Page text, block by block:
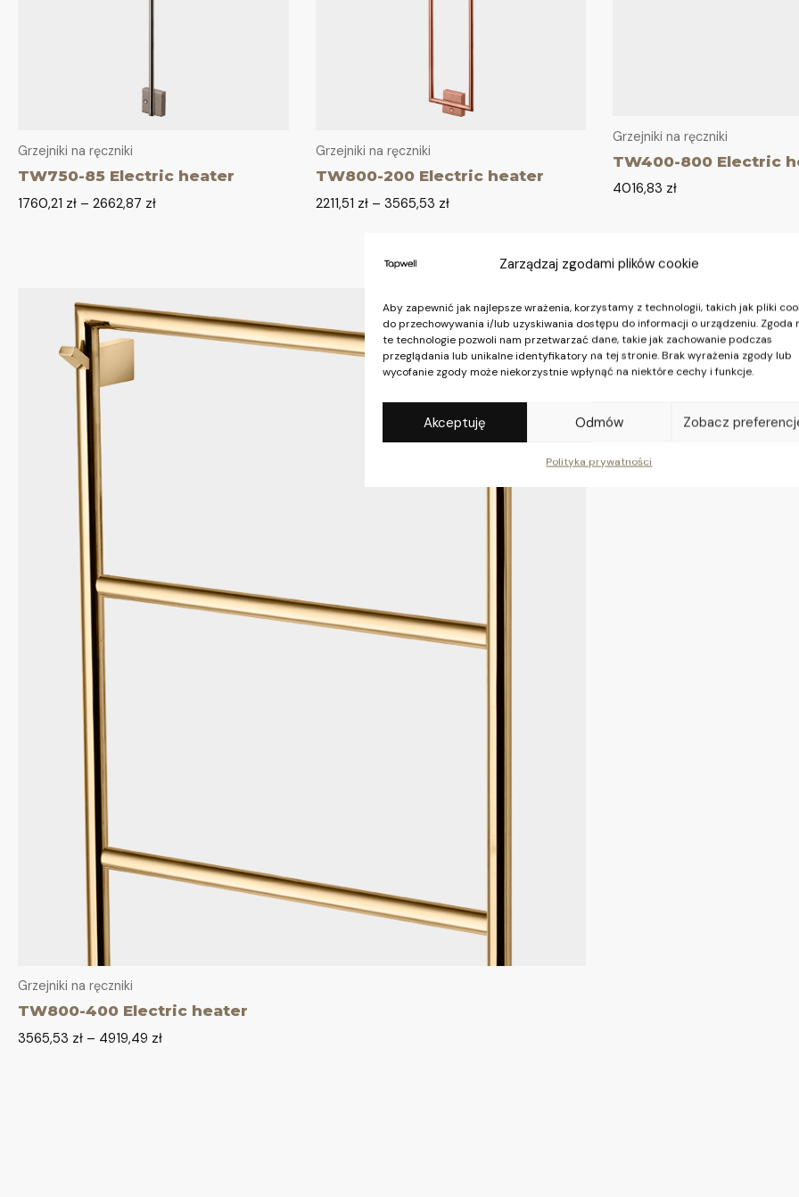
Zarządzaj zgodami plików cookie
Aby zapewnić jak najlepsze wrażenia, korzystamy z technologii, takich jak pliki
do przechowywania i/lub uzyskiwania dostępu do informacji o urządzeniu. Zgoda
te technologie pozwoli nam przetwarzać dane, takie jak zachowanie podczas
przeglądania lub unikalne identyfikatory na tej stronie. Brak wyrażenia zgody lub
wycofanie zgody może niekorzystnie wpłynąć na niektóre cechy i funkcje.
Akceptuję Odmów Zobacz
Polityka prywatności
Grzejniki na ręczniki
TW400-800 Electric
4016,83 zł
Grzejniki na ręczniki
TW750-85 Electric heater
1760,21 zł – 2662,87 zł
Grzejniki na ręczniki
TW800-200 Electric heater
2211,51 zł– 3565,53 zł
Grzejniki na ręczniki
TW800-400 Electric heater
3565,53 zł – 4919,49 zł